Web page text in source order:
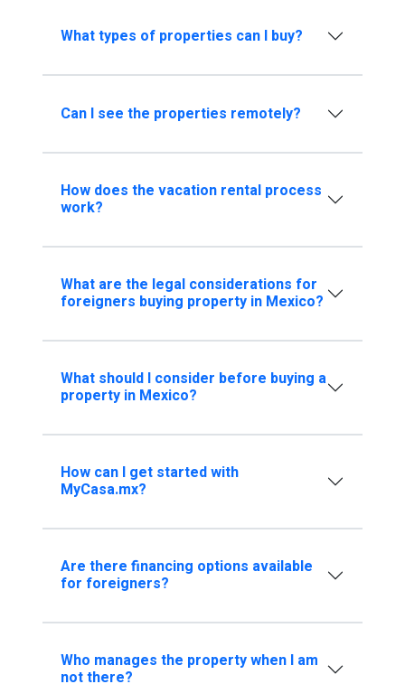
What types of properties can I buy?
Can I see the properties remotely?
How does the vacation rental process
work?
What are the legal considerations for
foreigners buying property in Mexico?
What should I consider before buying a
property in Mexico?
How can I get started with
MyCasa.mx?
Are there financing options available
for foreigners?
Who manages the property when I am
not there?